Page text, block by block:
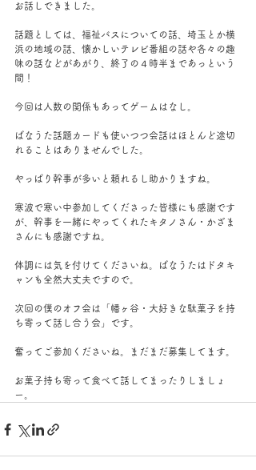
お話しできました。
話題としては、福祉バスについての話、埼玉とか横
浜の地域の話、懐かしいテレビ番組の話や各々の趣
味の話などがあがり、終了の４時半まであっという
間！
今回は人数の関係もあってゲームはなし。
ばなうた話題カードも使いつつ会話はほとんど途切
れることはありませんでした。
やっぱり幹事が多いと頼れるし助かりますね。
寒波で寒い中参加してくださった皆様にも感謝です
が、幹事を一緒にやってくれたキタノさん・かざま
さんにも感謝ですね。
体調には気を付けてくださいね。ばなうたはドタキ
ャンも全然大丈夫ですので。
次回の僕のオフ会は「幡ヶ谷・大好きな駄菓子を持
ち寄って話し合う会」です。
奮ってご参加くださいね。まだまだ募集してます。
お菓子持ち寄って食べて話してまったりしましょ
ー。